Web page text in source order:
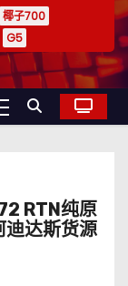
椰子700
G5
RTN纯原
迪达斯货源